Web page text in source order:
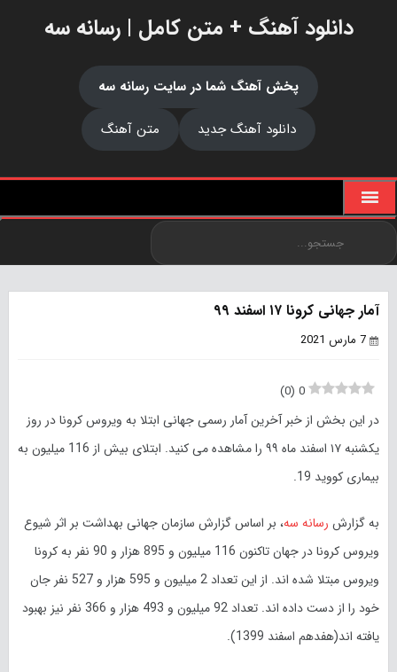
دانلود آهنگ + متن کامل | رسانه سه
پخش آهنگ شما در سایت رسانه سه
دانلود آهنگ جدید
متن آهنگ
آمار جهانی کرونا ۱۷ اسفند ۹۹
7 مارس 2021
0
(
0
)
در این بخش از خبر آخرین آمار رسمی جهانی ابتلا به ویروس کرونا در روز
یکشنبه ۱۷ اسفند ماه ۹۹ را مشاهده می کنید. ابتلای بیش از 116 میلیون به
بیماری کووید 19.
به گزارش رسانه سه، بر اساس گزارش سازمان جهانی بهداشت بر اثر شیوع
ویروس کرونا در جهان تاکنون 116 میلیون و 895 هزار و 90 نفر به کرونا
ویروس مبتلا شده اند. از این تعداد 2 میلیون و 595 هزار و 527 نفر جان
خود را از دست داده اند. تعداد 92 میلیون و 493 هزار و 366 نفر نیز بهبود
یافته اند(هفدهم اسفند 1399).